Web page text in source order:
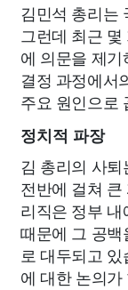
김민석 총리는
그런데 최근
에 의문을 제
결정 과정에서
주요 원인으로
정치적 파장
김 총리의 사
전반에 걸쳐
리직은 정부
때문에 그 공
로 대두되고
에 대한 논의